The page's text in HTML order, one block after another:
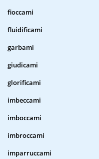
fioccami
fluidificami
garbami
giudicami
glorificami
imbeccami
imboccami
imbroccami
imparruccami